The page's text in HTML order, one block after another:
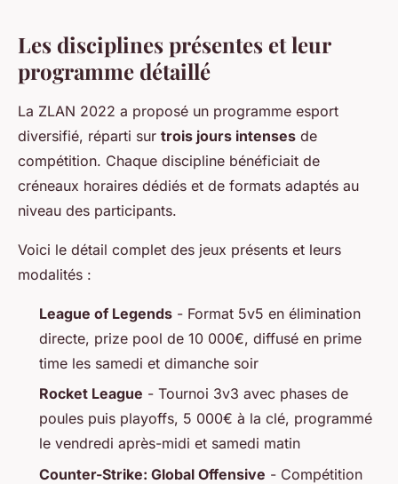
Les disciplines présentes et leur
programme détaillé
La ZLAN 2022 a proposé un programme esport
diversifié, réparti sur trois jours intenses de
compétition. Chaque discipline bénéficiait de
créneaux horaires dédiés et de formats adaptés au
niveau des participants.
Voici le détail complet des jeux présents et leurs
modalités :
League of Legends - Format 5v5 en élimination
directe, prize pool de 10 000€, diffusé en prime
time les samedi et dimanche soir
Rocket League - Tournoi 3v3 avec phases de
poules puis playoffs, 5 000€ à la clé, programmé
le vendredi après-midi et samedi matin
Counter-Strike: Global Offensive - Compétition